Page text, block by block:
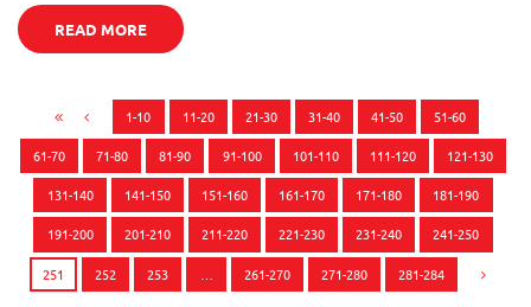
READ MORE
1-10 11-20 21-30 31-40 41-50 51-60
61-70 71-80 81-90 91-100 101-110 111-120 121-130
131-140 141-150 151-160 161-170 171-180 181-190
191-200 201-210 211-220 221-230 231-240 241-250
251 252 253 261-270 271-280 281-284